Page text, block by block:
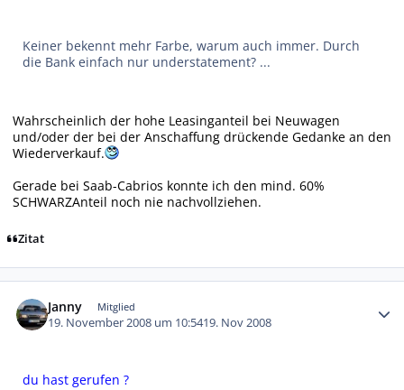
Keiner bekennt mehr Farbe, warum auch immer. Durch
die Bank einfach nur understatement? ...
Wahrscheinlich der hohe Leasinganteil bei Neuwagen
und/oder der bei der Anschaffung drückende Gedanke an den
Wiederverkauf.
Gerade bei Saab-Cabrios konnte ich den mind. 60%
SCHWARZAnteil noch nie nachvollziehen.
Zitat
Janny Mitglied
19. November 2008 um 10:5419. Nov 2008
du hast gerufen ?